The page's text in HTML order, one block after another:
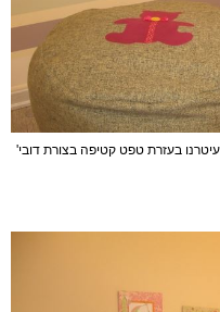
בעזרת טפט קטיפה בצורת דובי'